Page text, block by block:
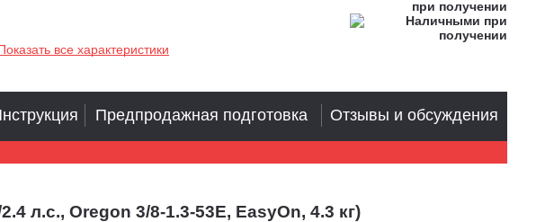
все характеристики
л.с., Oregon 3/8-1.3-53E, EasyOn, 4.3 кг)
Предпродажная подготовка Отзывы и обсуждения